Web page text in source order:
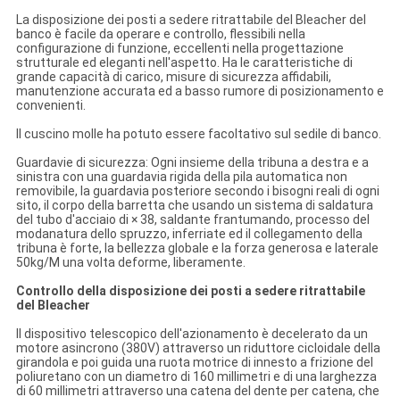
La disposizione dei posti a sedere ritrattabile del Bleacher del
banco è facile da operare e controllo, flessibili nella
configurazione di funzione, eccellenti nella progettazione
strutturale ed eleganti nell'aspetto. Ha le caratteristiche di
grande capacità di carico, misure di sicurezza affidabili,
manutenzione accurata ed a basso rumore di posizionamento e
convenienti.
Il cuscino molle ha potuto essere facoltativo sul sedile di banco.
Guardavie di sicurezza: Ogni insieme della tribuna a destra e a
sinistra con una guardavia rigida della pila automatica non
removibile, la guardavia posteriore secondo i bisogni reali di ogni
sito, il corpo della barretta che usando un sistema di saldatura
del tubo d'acciaio di × 38, saldante frantumando, processo del
modanatura dello spruzzo, inferriate ed il collegamento della
tribuna è forte, la bellezza globale e la forza generosa e laterale
50kg/M una volta deforme, liberamente.
Controllo della disposizione dei posti a sedere ritrattabile
del Bleacher
Il dispositivo telescopico dell'azionamento è decelerato da un
motore asincrono (380V) attraverso un riduttore cicloidale della
girandola e poi guida una ruota motrice di innesto a frizione del
poliuretano con un diametro di 160 millimetri e di una larghezza
di 60 millimetri attraverso una catena del dente per catena, che